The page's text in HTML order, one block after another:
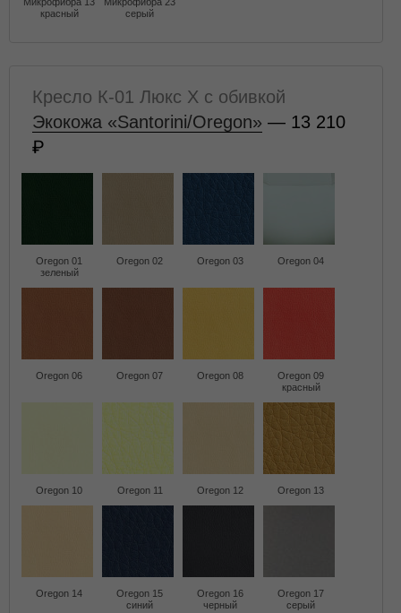
красный
серый
Кресло К-01 Люкс X с обивкой
Экокожа «Santorini/Oregon» — 13 210
Oregon 01
зеленый
Oregon 02 Oregon 03 Oregon 04
Oregon 06 Oregon 07 Oregon 08
Oregon 09
красный
Oregon 10 Oregon 11 Oregon 12 Oregon 13
Oregon 14
Oregon 15
синий
Oregon 16
черный
Oregon 17
серый